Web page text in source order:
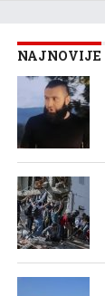
NAJNOVIJE